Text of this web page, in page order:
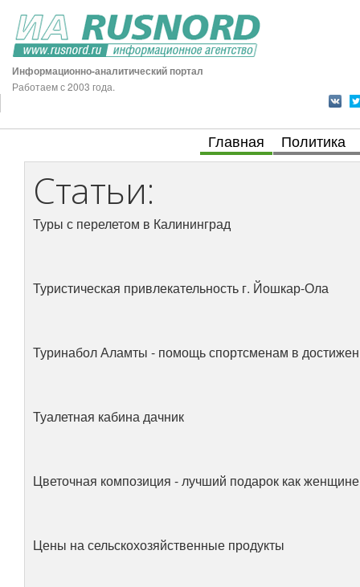
Информационно-аналитический портал
Работаем с 2003 года.
Главная Политика
Статьи:
Туры с перелетом в Калининград
Туристическая привлекательность г. Йошкар-Ола
Туринабол Аламты - помощь спортсменам в
Туалетная кабина дачник
Цветочная композиция - лучший подарок как
Цены на сельскохозяйственные продукты